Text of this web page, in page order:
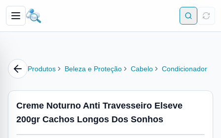
Produtos Beleza e Proteção Cabelo Condicionador
Creme Noturno Anti Travesseiro Elseve
200gr Cachos Longos Dos Sonhos